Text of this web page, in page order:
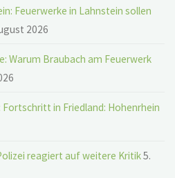
Feuerwerke in Lahnstein sollen
2026
Warum Braubach am Feuerwerk
in Friedland: Hohenrhein
reagiert auf weitere Kritik5.